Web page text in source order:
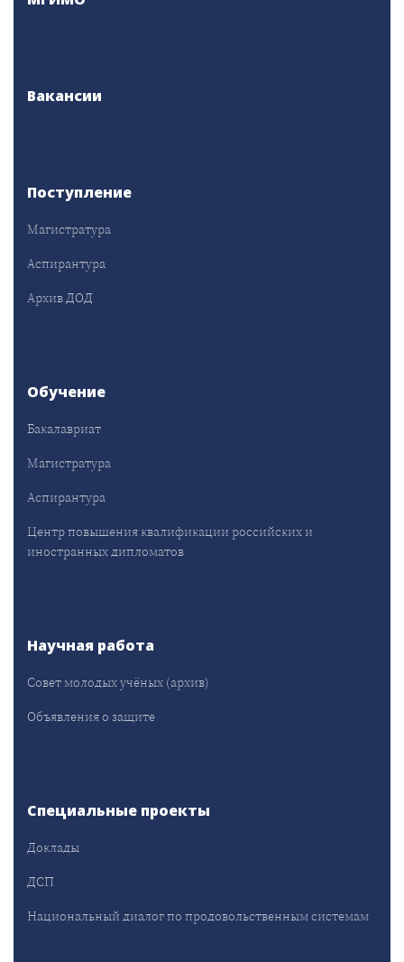
Вакансии
Поступление
Магистратура
Аспирантура
Архив ДОД
Обучение
Бакалавриат
Магистратура
Аспирантура
Центр повышения квалификации российских и
иностранных дипломатов
Научная работа
Совет молодых учёных (архив)
Объявления о защите
Специальные проекты
Доклады
ДСП
Национальный диалог по продовольственным системам